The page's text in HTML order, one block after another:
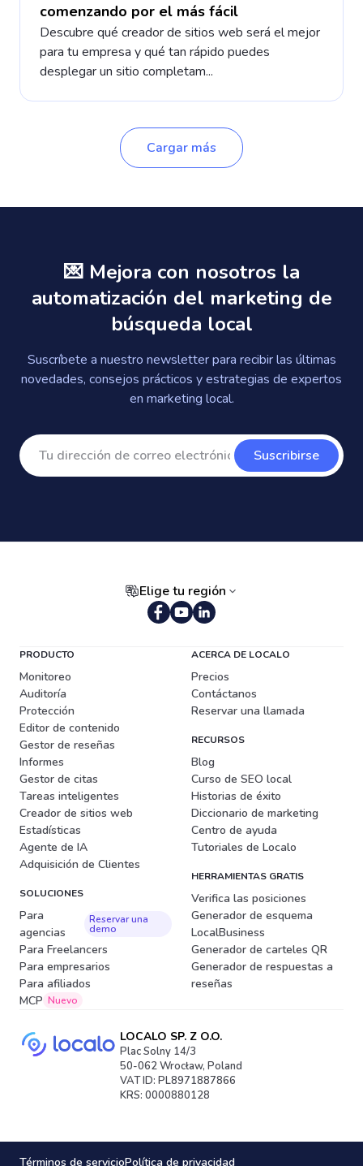
comenzando por el más fácil
Descubre qué creador de sitios web será el mejor
para tu empresa y qué tan rápido puedes
desplegar un sitio completam...
Cargar más
💌 Mejora con nosotros la
automatización del marketing de
búsqueda local
Suscríbete a nuestro newsletter para recibir las últimas
novedades, consejos prácticos y estrategias de expertos
en marketing local.
Suscribirse
Elige tu región
PRODUCTO
Monitoreo
Auditoría
Protección
Editor de contenido
Gestor de reseñas
Informes
Gestor de citas
Tareas inteligentes
Creador de sitios web
Estadísticas
Agente de IA
Adquisición de Clientes
SOLUCIONES
Para
agencias
Reservar una
demo
Para Freelancers
Para empresarios
Para afiliados
MCP Nuevo
ACERCA DE LOCALO
Precios
Contáctanos
Reservar una llamada
RECURSOS
Blog
Curso de SEO local
Historias de éxito
Diccionario de marketing
Centro de ayuda
Tutoriales de Localo
HERRAMIENTAS GRATIS
Verifica las posiciones
Generador de esquema
LocalBusiness
Generador de carteles QR
Generador de respuestas a
reseñas
LOCALO SP. Z O.O.
Plac Solny 14/3
50-062 Wrocław, Poland
VAT ID: PL8971887866
KRS: 0000880128
Términos de servicioPolítica de privacidad